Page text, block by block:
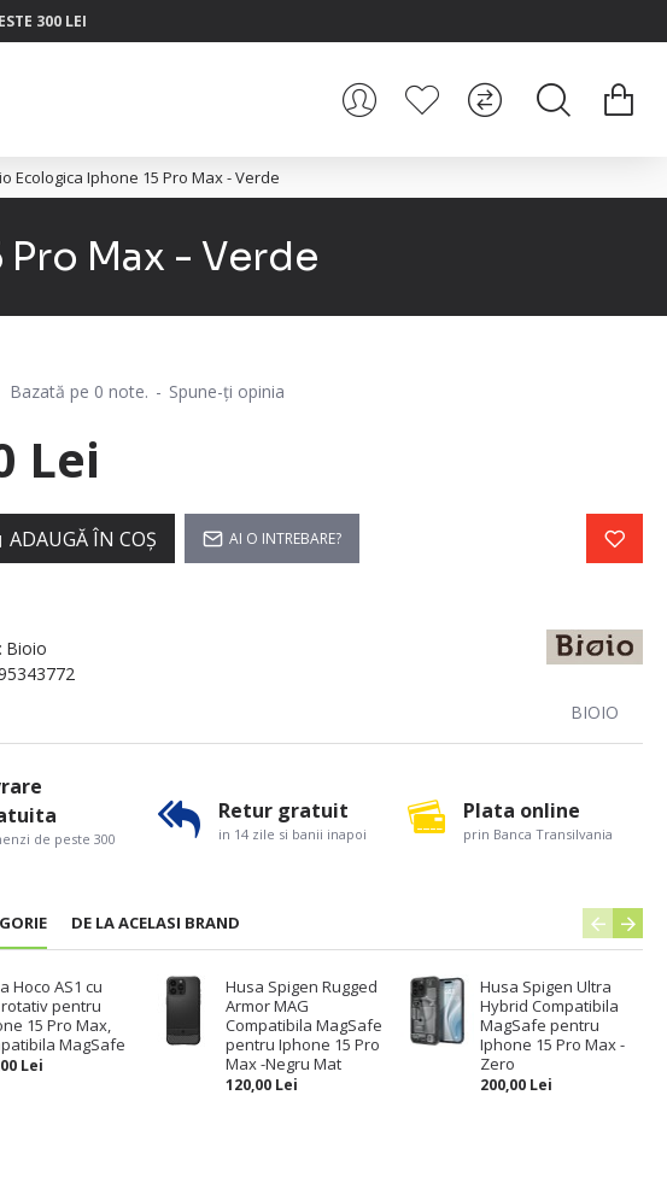
300 LEI
Ecologica Iphone 15 Pro Max - Verde
Max - Verde
Bioio
BIOIO
Bazată pe 0 note. - Spune-ţi opinia
Lei
ADAUGĂ ÎN COŞ AI O INTREBARE?
DE LA ACELASI BRAND
Hoco AS1 cu
pentru
15 Pro Max,
MagSafe
Lei
Husa Spigen Rugged
Armor MAG
Compatibila MagSafe
pentru Iphone 15 Pro
Max -Negru Mat
120,00 Lei
Husa Spigen Ultra
Hybrid Compatibila
MagSafe pentru
Iphone 15 Pro Max -
Zero
200,00 Lei
de peste 300
Retur gratuit
in 14 zile si banii inapoi
Plata online
prin Banca Transilvania